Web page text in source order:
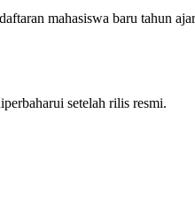
mahasiswa baru tahun
setelah rilis resmi.